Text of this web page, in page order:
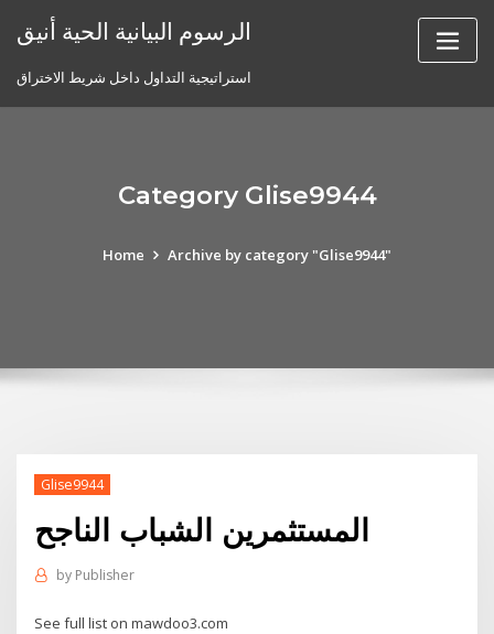
الرسوم البيانية الحية أنيق
استراتيجية التداول داخل شريط الاختراق
Category Glise9944
Home Archive by category "Glise9944"
Glise9944
المستثمرين الشباب الناجح
by Publisher
See full list on mawdoo3.com